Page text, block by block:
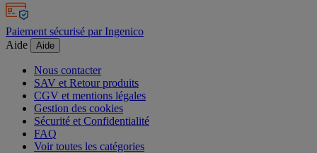
Paiement sécurisé par Ingenico
Aide
Aide
Nous contacter
SAV et Retour produits
CGV et mentions légales
Gestion des cookies
Sécurité et Confidentialité
FAQ
Voir toutes les catégories